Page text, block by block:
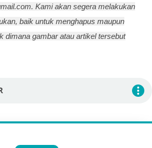
Kami akan segera melakukan
baik untuk menghapus maupun
dimana gambar atau artikel tersebut
more_vert